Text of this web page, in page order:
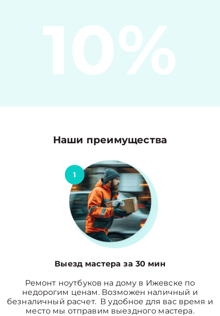
10%
Наши преимущества
1
Выезд мастера за 30 мин
Ремонт ноутбуков на дому в Ижевске по
недорогим ценам. Возможен наличный и
безналичный расчет. В удобное для вас время и
место мы отправим выездного мастера.